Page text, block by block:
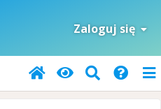
Zaloguj się